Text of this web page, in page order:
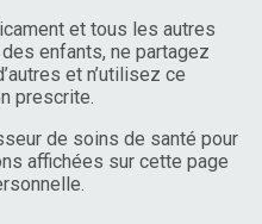
et tous les autres
enfants, ne partagez
et n’utilisez ce
prescrite.
de soins de santé pour
affichées sur cette page